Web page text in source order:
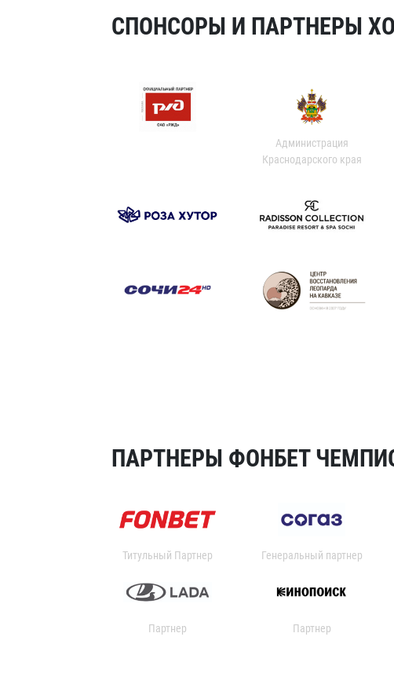
СПОНСОРЫ И ПАРТНЕРЫ
Администрация
Краснодарского края
ПАРТНЕРЫ ФОНБЕТ
Титульный Партнер Генеральный партнер
Партнер Партнер